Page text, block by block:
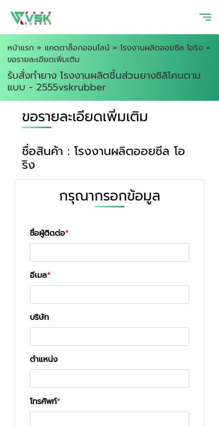
หน้าแรก » แคตตาล็อกออนไลน์ » โรงงานผลิตออยซีล โอริง »
ขอรายละเอียดเพิ่มเติม
รับสั่งทำยาง โรงงานผลิตชิ้นส่วนยางซิลิโคนตาม
แบบ - 2555vskrubber
ขอรายละเอียดเพิ่มเติม
ชื่อสินค้า : โรงงานผลิตออยซีล โอ
ริง
กรุณากรอกข้อมูล
ชื่อผู้ติดต่อ
อีเมล
บริษัท
ตำแหน่ง
โทรศัพท์